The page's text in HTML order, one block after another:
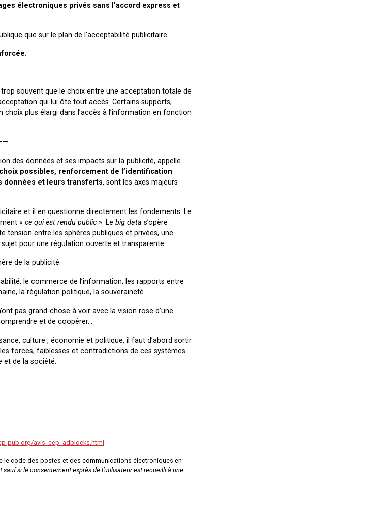
électroniques privés sans l’accord express et
que sur le plan de l’acceptabilité publicitaire.
souvent que le choix entre une acceptation totale de
qui lui ôte tout accès. Certains supports,
plus élargi dans l’accès à l’information en fonction
des données et ses impacts sur la publicité, appelle
possibles, renforcement de l’identification
données et leurs transferts, sont les axes majeurs
et il en questionne directement les fondements. Le
« ce qui est rendu public». Le big data s’opère
tension entre les sphères publiques et privées, une
pour une régulation ouverte et transparente.
de la publicité.
le commerce de l’information, les rapports entre
la régulation politique, la souveraineté.
pas grand-chose à voir avec la vision rose d’une
et de coopérer…
culture , économie et politique, il faut d’abord sortir
forces, faiblesses et contradictions de ces systèmes
et de la société.
pub.org/avis_cep_adblocks.html
le code des postes et des communications électroniques en
si le consentement exprès de l’utilisateur est recueilli à une